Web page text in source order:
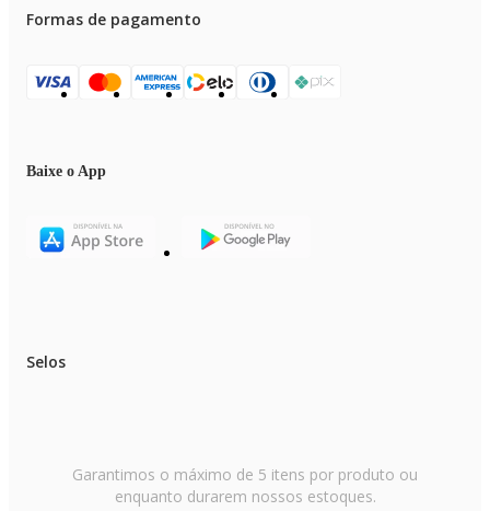
Formas de pagamento
Baixe o App
Selos
Garantimos o máximo de 5 itens por produto ou
enquanto durarem nossos estoques.